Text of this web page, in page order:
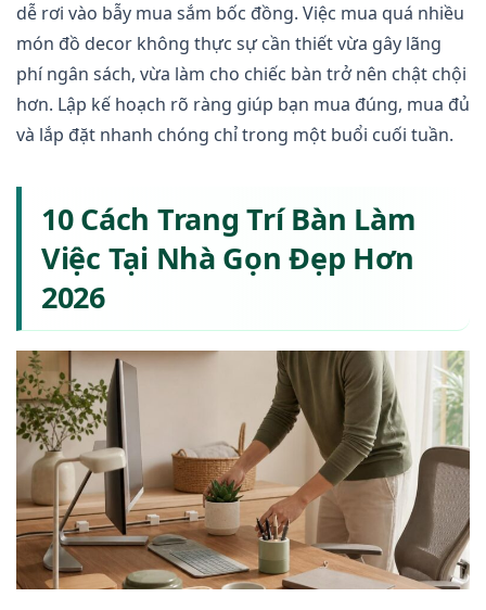
dễ rơi vào bẫy mua sắm bốc đồng. Việc mua quá nhiều
món đồ decor không thực sự cần thiết vừa gây lãng
phí ngân sách, vừa làm cho chiếc bàn trở nên chật chội
hơn. Lập kế hoạch rõ ràng giúp bạn mua đúng, mua đủ
và lắp đặt nhanh chóng chỉ trong một buổi cuối tuần.
10 Cách Trang Trí Bàn Làm
Việc Tại Nhà Gọn Đẹp Hơn
2026